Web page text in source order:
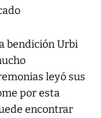
bendición Urbi
leyó sus
por esta
encontrar